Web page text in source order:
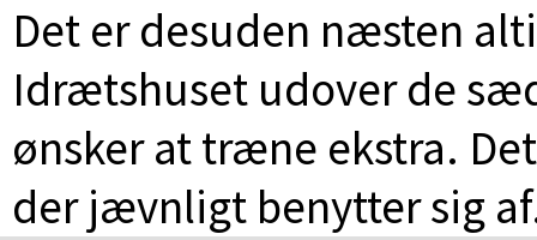
Det er desuden næsten
Idrætshuset udover de
ønsker at træne ekstra.
der jævnligt benytter sig